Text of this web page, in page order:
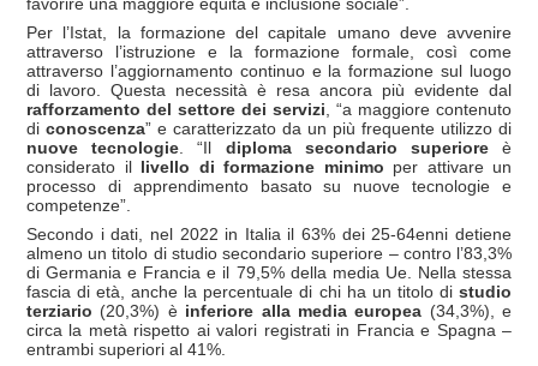
Per l’Istat, la formazione del capitale umano deve avvenire
attraverso l’istruzione e la formazione formale, così come
attraverso l’aggiornamento continuo e la formazione sul luogo
di lavoro. Questa necessità è resa ancora più evidente dal
rafforzamento del settore dei servizi , “a maggiore contenuto
di conoscenza” e caratterizzato da un più frequente utilizzo di
nuove tecnologie . “Il diploma secondario superioreè
considerato il livello di formazione minimo per attivare un
processo di apprendimento basato su nuove tecnologie e
competenze”.
Secondo i dati, nel 2022 in Italia il 63% dei 25-64enni detiene
almeno un titolo di studio secondario superiore – contro l’83,3%
di Germania e Francia e il 79,5% della media Ue. Nella stessa
fascia di età, anche la percentuale di chi ha un titolo di studio
terziario (20,3%) è inferiore alla media europea (34,3%), e
circa la metà rispetto ai valori registrati in Francia e Spagna –
entrambi superiori al 41%.